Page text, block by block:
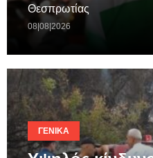
Θεσπρωτίας
08|08|2026
ΓΕΝΙΚΆ